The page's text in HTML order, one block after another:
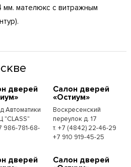
мм. мателюкс с витражным
дверей
Автоматики
"CLASS"
986-781-68-
Cалон дверей
«Остиум»
Воскресенский
переулок д. 17
т. +7 (4842) 22-46-29
+7 910 919-45-25
дверей
Cалон дверей